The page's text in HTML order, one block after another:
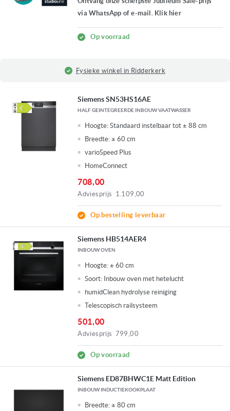
via WhatsApp of e-mail. Klik hier
Op voorraad
Fysieke winkel in Ridderkerk
Siemens SN53HS16AE
HALF GEINTEGREERDE INBOUW VAATWASSER
Hoogte: Standaard instelbaar tot ± 88 cm
Breedte: ± 60 cm
varioSpeed Plus
HomeConnect
708,00
Adviesprijs 1.109,00
Op bestelling leverbaar
Siemens HB514AER4
INBOUW OVEN
Hoogte: ± 60 cm
Soort: Inbouw oven met hetelucht
humidClean hydrolyse reiniging
Telescopisch railsysteem
501,00
Adviesprijs 799,00
Op voorraad
Siemens ED87BHWC1E Matt Edition
INBOUW INDUCTIEKOOKPLAAT
Breedte: ± 80 cm